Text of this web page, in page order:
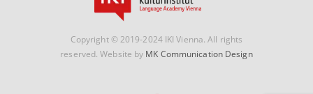
Copyright © 2019-2024 IKI Vienna. All rights
reserved. Website by MK Communication Design